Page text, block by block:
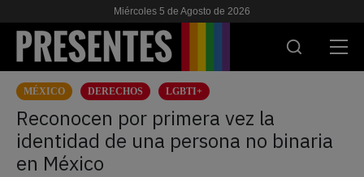
Miércoles 5 de Agosto de 2026
ACTUALIDAD
INVESTIGACIONES
MÉXICO DERECHOS LGBTI+
Reconocen por primera vez la
identidad de una persona no binaria
en México